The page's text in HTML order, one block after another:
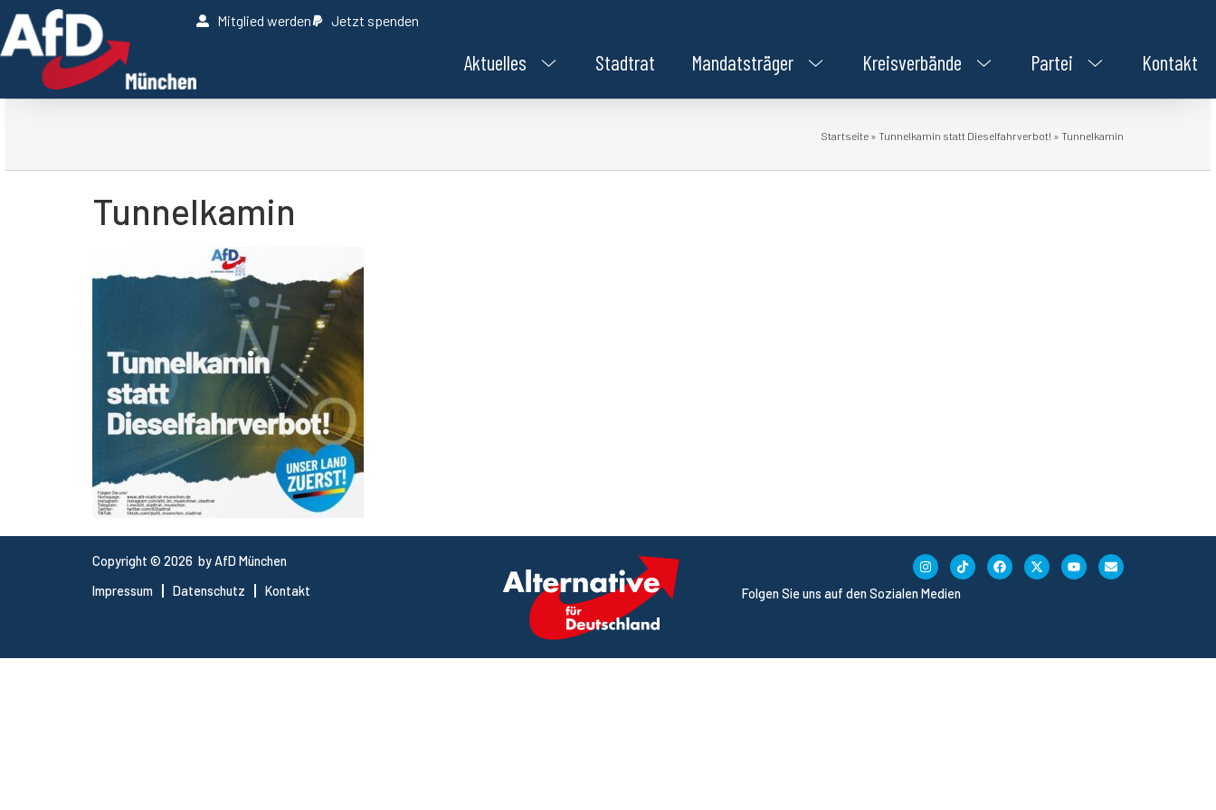
Mitglied werden Jetzt spenden
Aktuelles Stadtrat Mandatsträger Kreisverbände Partei Kontakt
Startseite » Tunnelkamin statt Dieselfahrverbot! » Tunnelkamin
Tunnelkamin
Copyright © 2026 by AfD München
Impressum
Datenschutz Kontakt Folgen Sie uns auf den Sozialen Medien